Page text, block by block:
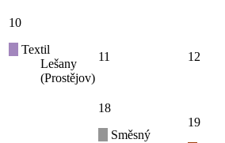
10
Textil
Lešany
(Prostějov)
11 12
18
Směsný
19